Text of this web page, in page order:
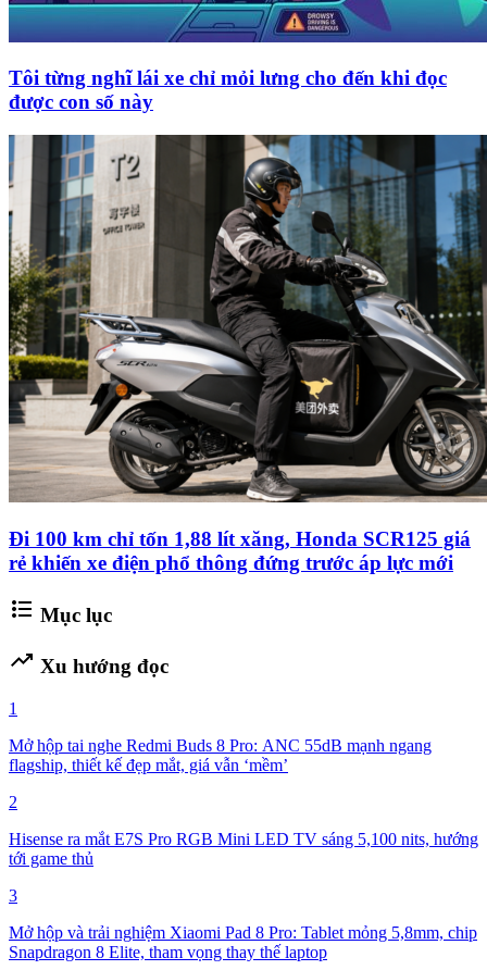
Tôi từng nghĩ lái xe chỉ mỏi lưng cho đến khi đọc
được con số này
Đi 100 km chỉ tốn 1,88 lít xăng, Honda SCR125 giá
rẻ khiến xe điện phổ thông đứng trước áp lực mới
format_list_bulleted Mục lục
trending_up Xu hướng đọc
1
Mở hộp tai nghe Redmi Buds 8 Pro: ANC 55dB mạnh ngang
flagship, thiết kế đẹp mắt, giá vẫn ‘mềm’
2
Hisense ra mắt E7S Pro RGB Mini LED TV sáng 5,100 nits, hướng
tới game thủ
3
Mở hộp và trải nghiệm Xiaomi Pad 8 Pro: Tablet mỏng 5,8mm, chip
Snapdragon 8 Elite, tham vọng thay thế laptop